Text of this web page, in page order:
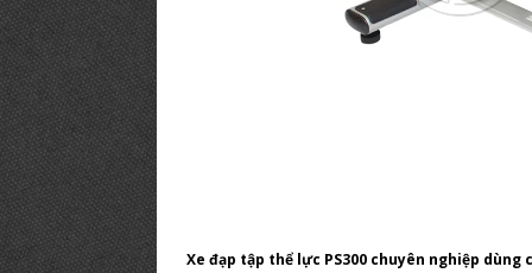
Xe đạp tập thể lực PS300 chuyên nghiệp dùng